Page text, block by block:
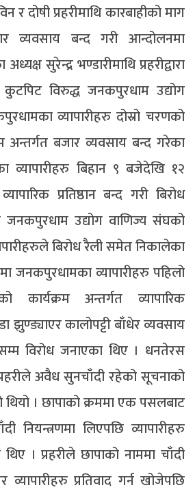
र दोषी प्रहरीमाथि कारबाहीको माग
व्यवसाय बन्द गरी आन्दोलनमा
सुरेन्द्र भण्डारीमाथि प्रहरीद्वारा
विरुद्ध जनकपुरधाम उद्योग
व्यापारीहरु दोस्रो चरणको
अन्तर्गत बजार व्यवसाय बन्द गरेका
बिहान ९ बजेदेखि १२
प्रतिष्ठान बन्द गरी बिरोध
उद्योग वाणिज्य संघको
बिरोध रैली समेत निकालेका
जनकपुरधामका व्यापारीहरु पहिलो
कार्यक्रम अन्तर्गत व्यापारिक
झुण्ड्याएर कालोपट्टी बाँधेर व्यवसाय
विरोध जनाएका थिए । धनतेरस
प्रहरीले अवैध सुनचाँदी रहेको सूचनाको
थियो । छापाको क्रममा एक पसलबाट
नियन्त्रणमा लिएपछि व्यापारीहरु
थिए । प्रहरीले छापाको नाममा चाँदी
प्रतिवाद गर्न खोजेपछि